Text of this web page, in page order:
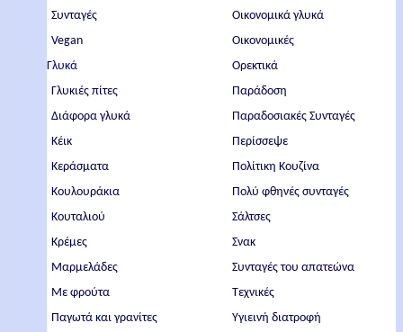
Συνταγές
Vegan
Γλυκά
Γλυκιές πίτες
Διάφορα γλυκά
Κέικ
Κεράσματα
Κουλουράκια
Κουταλιού
Κρέμες
Μαρμελάδες
Με φρούτα
Παγωτά και γρανίτες
Οικονομικά γλυκά
Οικονομικές
Ορεκτικά
Παράδοση
Παραδοσιακές Συνταγές
Περίσσεψε
Πολίτικη Κουζίνα
Πολύ φθηνές συνταγές
Σάλτσες
Σνακ
Συνταγές του απατεώνα
Τεχνικές
Υγιεινή διατροφή